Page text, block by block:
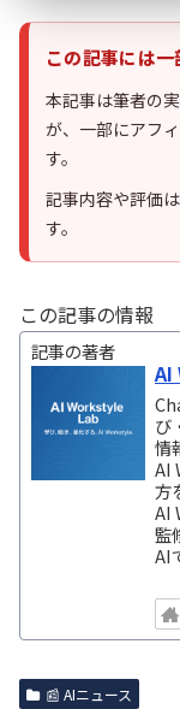
この記事には
本記事は筆者の
が、一部にアフ
す。
記事内容や評価
す。
この記事の情報
記事の著者
AI
び
情
AI
方
AI
監
AI
📰 AIニュース